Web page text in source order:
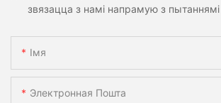
звязацца з намі напрамую з
Імя
Электронная Пошта